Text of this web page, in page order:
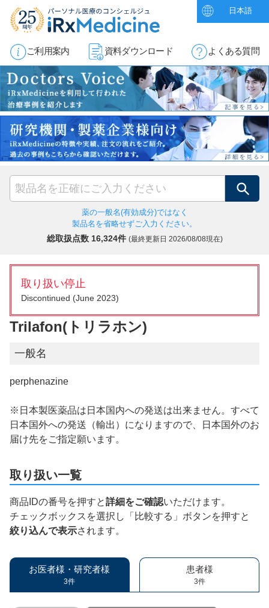
日本語
ご利用案内 資料ダウンロード よくある質問
検索
薬の一般名(有効成分)ではなく
製品名を省略せずご入力ください。
総取扱点数 16,324件 (最終更新日 2026/08/08現在)
取り扱い停止
Discontinued (June 2023)
Trilafon(トリラホン)
一般名
perphenazine
※日本製医薬品は日本国内への発送は出来ません。すべて
日本国外への発送（輸出）になりますので、日本国外のお
届け先をご指定願います。
取り扱い一覧
商品IDの番号を押すと詳細をご確認いただけます。
チェックボックスを選択し「比較する」ボタンを押すと
絞り込んで表示されます。
お医者様・研究者様
3件
患者様
3件